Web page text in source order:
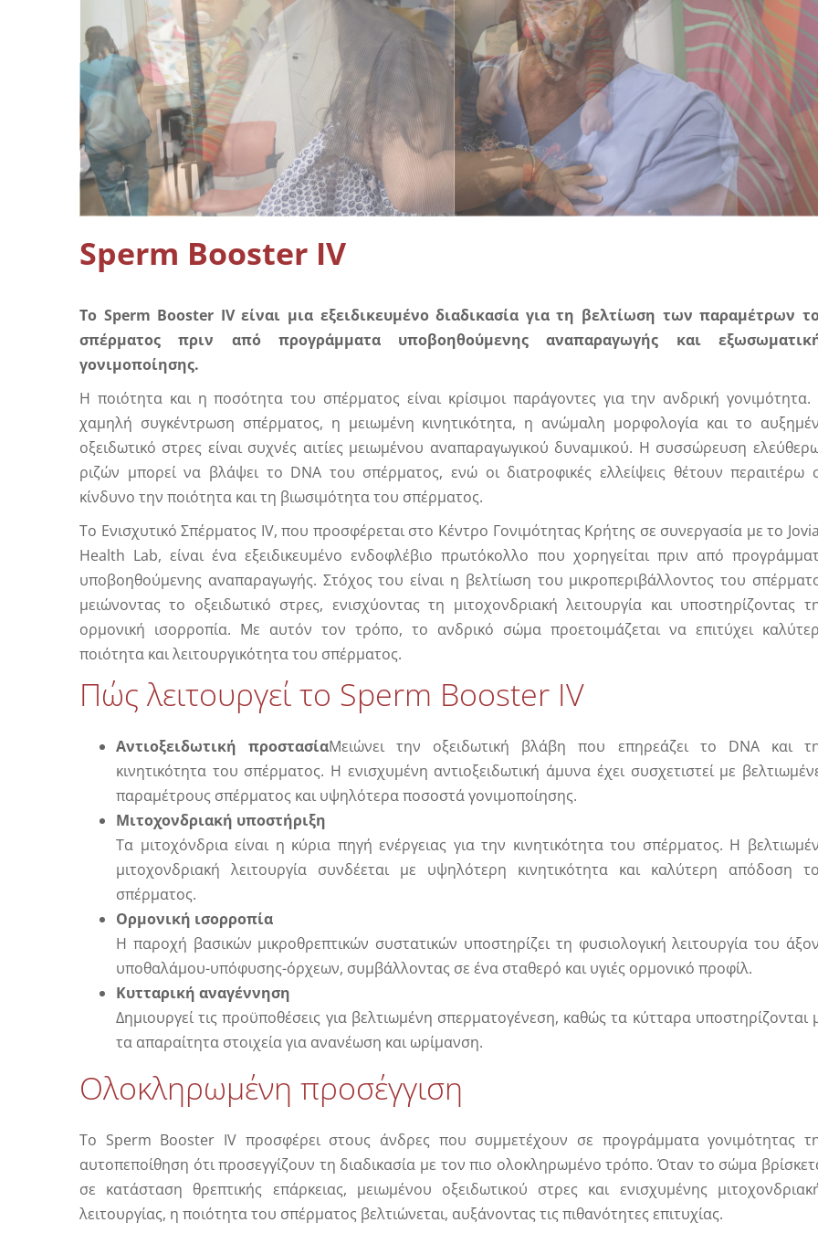
Sperm Booster IV
Το Sperm Booster IV είναι μια εξειδικευμένο διαδικασία για τη βελτίωση των παραμέτρων
σπέρματος πριν από προγράμματα υποβοηθούμενης αναπαραγωγής και
γονιμοποίησης.
Η ποιότητα και η ποσότητα του σπέρματος είναι κρίσιμοι παράγοντες για την ανδρική
χαμηλή συγκέντρωση σπέρματος, η μειωμένη κινητικότητα, η ανώμαλη μορφολογία και το
οξειδωτικό στρες είναι συχνές αιτίες μειωμένου αναπαραγωγικού δυναμικού. Η συσσώρευση
ριζών μπορεί να βλάψει το DNA του σπέρματος, ενώ οι διατροφικές ελλείψεις θέτουν περαιτέρω
κίνδυνο την ποιότητα και τη βιωσιμότητα του σπέρματος.
Το Ενισχυτικό Σπέρματος IV, που προσφέρεται στο Κέντρο Γονιμότητας Κρήτης σε συνεργασία με το
Health Lab, είναι ένα εξειδικευμένο ενδοφλέβιο πρωτόκολλο που χορηγείται πριν από
υποβοηθούμενης αναπαραγωγής. Στόχος του είναι η βελτίωση του μικροπεριβάλλοντος του
μειώνοντας το οξειδωτικό στρες, ενισχύοντας τη μιτοχονδριακή λειτουργία και υποστηρίζοντας
ορμονική ισορροπία. Με αυτόν τον τρόπο, το ανδρικό σώμα προετοιμάζεται να επιτύχει
ποιότητα και λειτουργικότητα του σπέρματος.
Πώς λειτουργεί το Sperm Booster IV
Αντιοξειδωτική προστασίαΜειώνει την οξειδωτική βλάβη που επηρεάζει το DNA και
κινητικότητα του σπέρματος. Η ενισχυμένη αντιοξειδωτική άμυνα έχει συσχετιστεί με
παραμέτρους σπέρματος και υψηλότερα ποσοστά γονιμοποίησης.
Μιτοχονδριακή υποστήριξη
Τα μιτοχόνδρια είναι η κύρια πηγή ενέργειας για την κινητικότητα του σπέρματος. Η
μιτοχονδριακή λειτουργία συνδέεται με υψηλότερη κινητικότητα και καλύτερη απόδοση
σπέρματος.
Ορμονική ισορροπία
Η παροχή βασικών μικροθρεπτικών συστατικών υποστηρίζει τη φυσιολογική λειτουργία του
υποθαλάμου-υπόφυσης-όρχεων, συμβάλλοντας σε ένα σταθερό και υγιές ορμονικό προφίλ.
Κυτταρική αναγέννηση
Δημιουργεί τις προϋποθέσεις για βελτιωμένη σπερματογένεση, καθώς τα κύτταρα υποστηρίζονται
τα απαραίτητα στοιχεία για ανανέωση και ωρίμανση.
Ολοκληρωμένη προσέγγιση
Το Sperm Booster IV προσφέρει στους άνδρες που συμμετέχουν σε προγράμματα γονιμότητας
αυτοπεποίθηση ότι προσεγγίζουν τη διαδικασία με τον πιο ολοκληρωμένο τρόπο. Όταν το σώμα
σε κατάσταση θρεπτικής επάρκειας, μειωμένου οξειδωτικού στρες και ενισχυμένης
λειτουργίας, η ποιότητα του σπέρματος βελτιώνεται, αυξάνοντας τις πιθανότητες επιτυχίας.